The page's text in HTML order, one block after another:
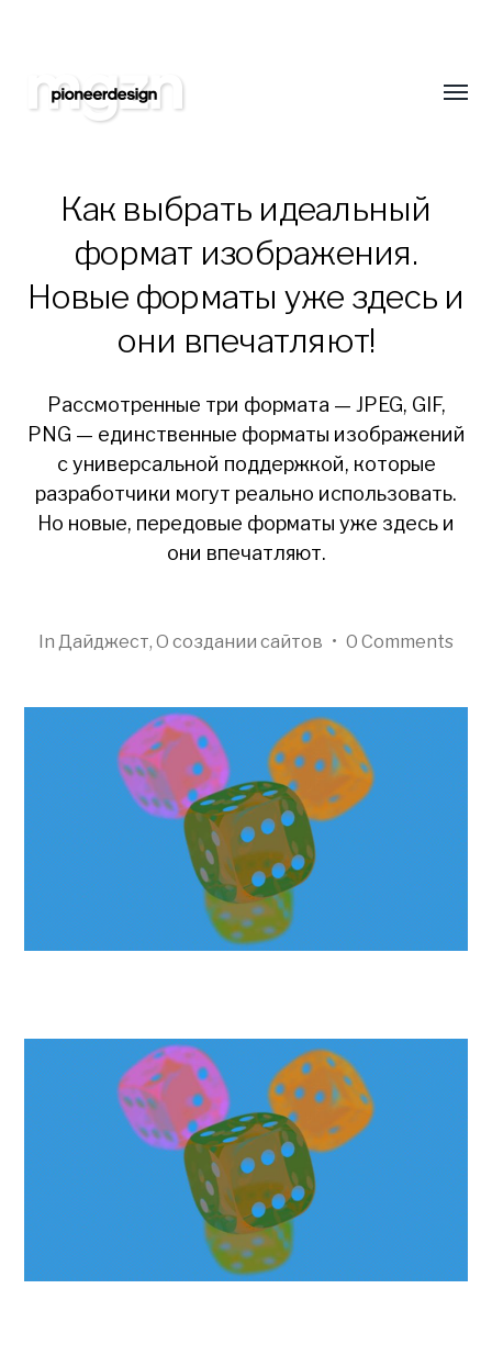
Pioneer
Как выбрать идеальный
формат изображения.
Новые форматы уже здесь и
они впечатляют!
Рассмотренные три формата — JPEG, GIF,
PNG — единственные форматы изображений
с универсальной поддержкой, которые
разработчики могут реально использовать.
Но новые, передовые форматы уже здесь и
они впечатляют.
In Дайджест, О создании сайтов • 0 Comments
сайтостроения. Только самая свежая и